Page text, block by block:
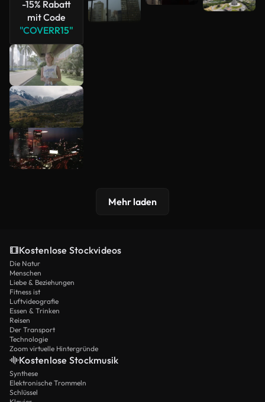
-15% Rabatt
mit Code
"COVERR15"
Mehr laden
Kostenlose Stockvideos
Die Natur
Menschen
Liebe & Beziehungen
Fitness ist
Luftvideografie
Essen & Trinken
Reisen
Der Transport
Technologie
Zoom virtuelle Hintergründe
Kostenlose Stockmusik
Synthese
Elektronische Trommeln
Schlüssel